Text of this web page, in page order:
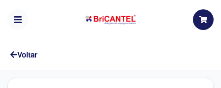
Voltar